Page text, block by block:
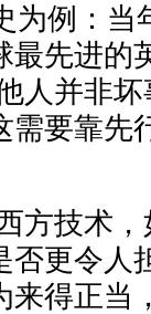
为例：当
最先进的
人并非
要靠先
方技术
更令人
来得正当